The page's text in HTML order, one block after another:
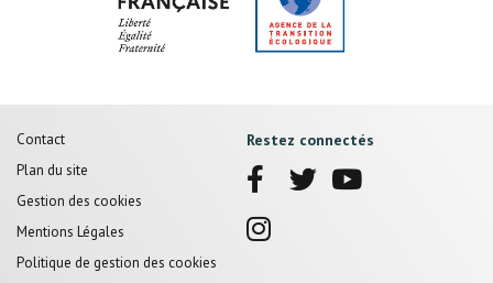
Pied
de
page
Contact
Plan du site
Gestion des cookies
Mentions Légales
Politique de gestion des cookies
Restez connectés